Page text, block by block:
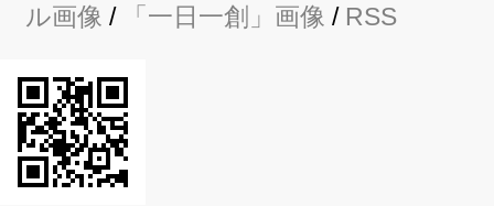
ル画像 / 「一日一創」画像 / RSS